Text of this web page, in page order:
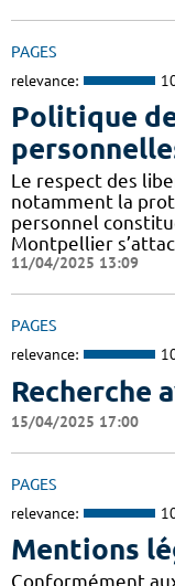
PAGES
relevance:
Politique
Le respect des
notamment la
personnel
Montpellier
11/04/2025 13:09
PAGES
relevance:
Recherche
15/04/2025 17:00
PAGES
relevance:
Mentions
Conformément